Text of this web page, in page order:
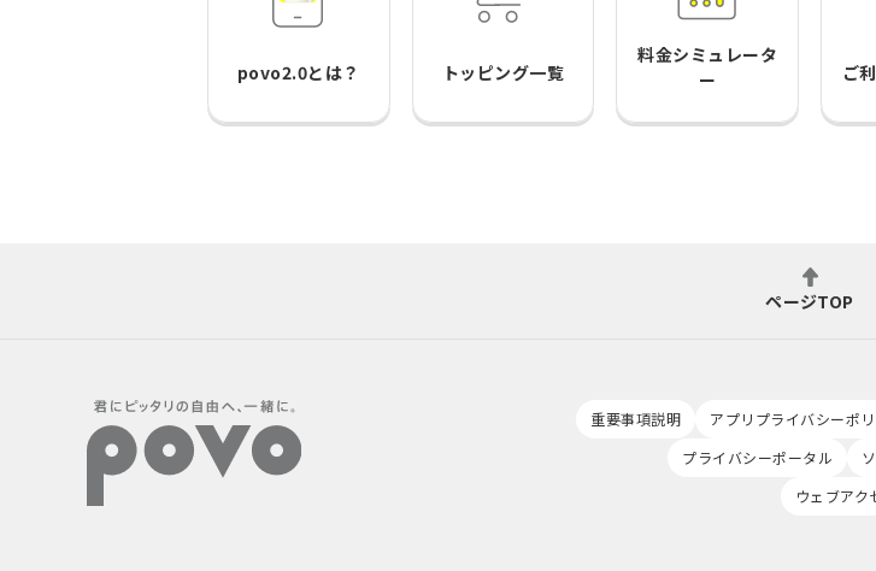
povo2.0とは？ トッピング一覧
料金シミュレータ
ー
ご
ページTOP
重要事項説明 アプリプライバシーポ
プライバシーポータル
ウェブア